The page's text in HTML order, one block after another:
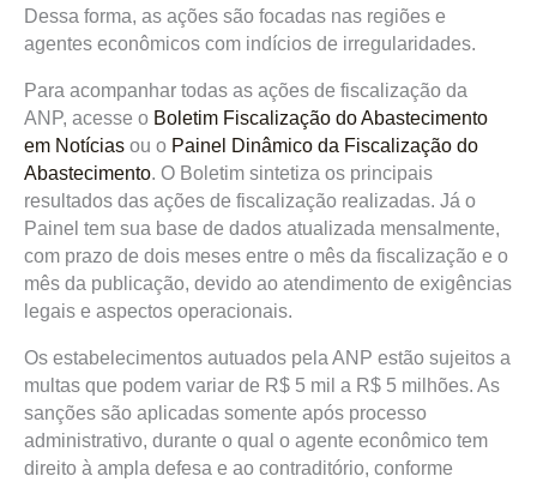
Dessa forma, as ações são focadas nas regiões e
agentes econômicos com indícios de irregularidades.
Para acompanhar todas as ações de fiscalização da
ANP, acesse o Boletim Fiscalização do Abastecimento
em Notícias ou o Painel Dinâmico da Fiscalização do
Abastecimento. O Boletim sintetiza os principais
resultados das ações de fiscalização realizadas. Já o
Painel tem sua base de dados atualizada mensalmente,
com prazo de dois meses entre o mês da fiscalização e o
mês da publicação, devido ao atendimento de exigências
legais e aspectos operacionais.
Os estabelecimentos autuados pela ANP estão sujeitos a
multas que podem variar de R$ 5 mil a R$ 5 milhões. As
sanções são aplicadas somente após processo
administrativo, durante o qual o agente econômico tem
direito à ampla defesa e ao contraditório, conforme